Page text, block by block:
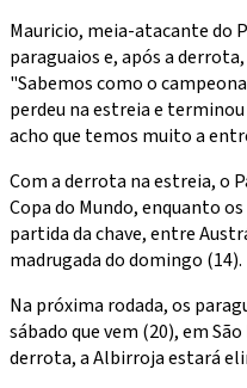
Mauricio, meia-atacante do
paraguaios e, após a
"Sabemos como o
perdeu na estreia e
acho que temos muito a
Com a derrota na estreia, o
Copa do Mundo, enquanto
partida da chave, entre
madrugada do domingo (14).
Na próxima rodada, os
sábado que vem (20), em
derrota, a Albirroja estará